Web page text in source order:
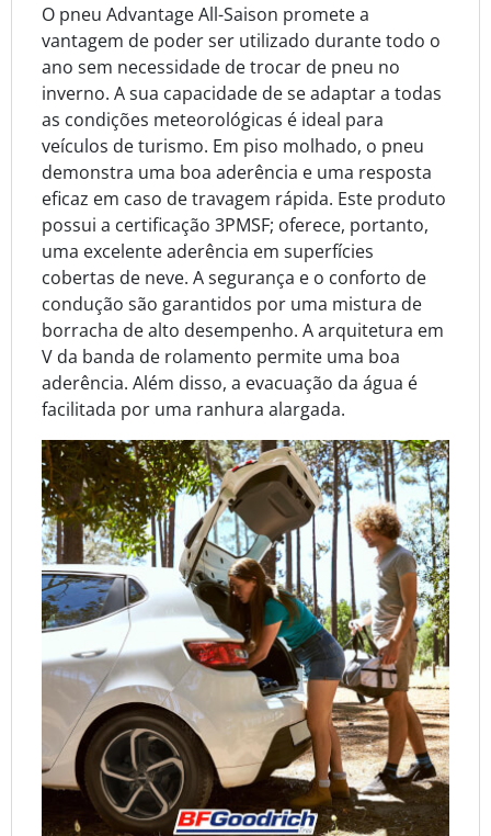
O pneu Advantage All-Saison promete a
vantagem de poder ser utilizado durante todo o
ano sem necessidade de trocar de pneu no
inverno. A sua capacidade de se adaptar a todas
as condições meteorológicas é ideal para
veículos de turismo. Em piso molhado, o pneu
demonstra uma boa aderência e uma resposta
eficaz em caso de travagem rápida. Este produto
possui a certificação 3PMSF; oferece, portanto,
uma excelente aderência em superfícies
cobertas de neve. A segurança e o conforto de
condução são garantidos por uma mistura de
borracha de alto desempenho. A arquitetura em
V da banda de rolamento permite uma boa
aderência. Além disso, a evacuação da água é
facilitada por uma ranhura alargada.